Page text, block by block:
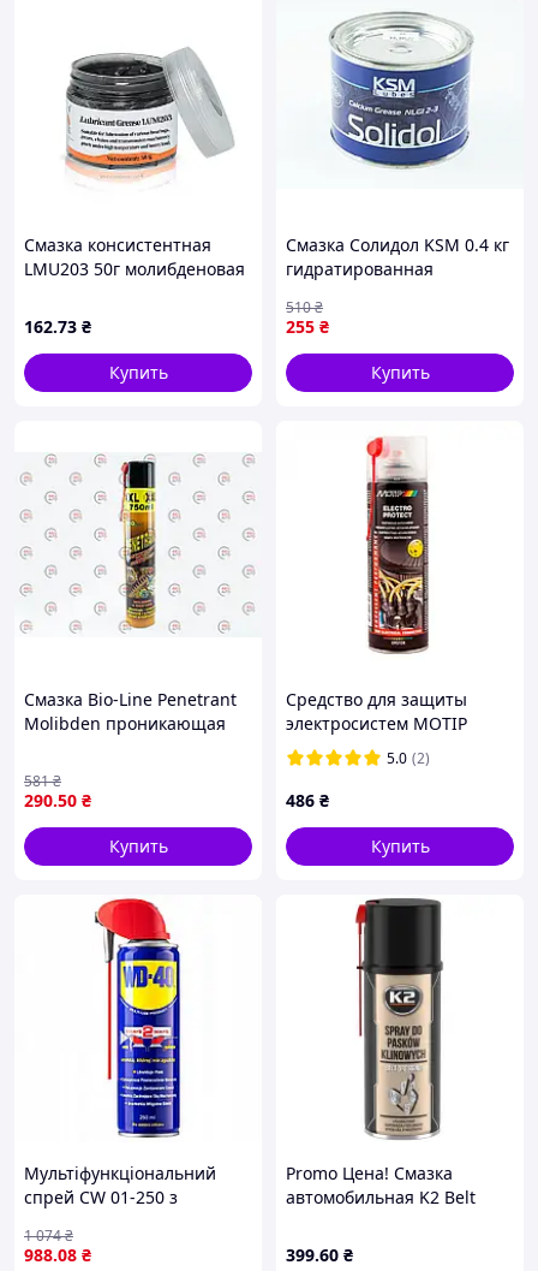
Смазка консистентная
LMU203 50г молибденовая
162.73 ₴
Купить
Смазка Солидол KSM 0.4 кг
гидратированная
трения автомобилей и
механизмов
255 ₴
510₴
Купить
Смазка Bio-Line Penetrant
Molibden проникающая
трубкой
290.50 ₴
581₴
Купить
Средство для защиты
электросистем MOTIP
Electro Protect аэрозоль
500 мл (090108BS)
5.0 (2)
486 ₴
Купить
Мультіфункціональний
спрей CW 01-250 з
988.08 ₴
1 074₴
Promo Цена! Смазка
автомобильная K2 Belt
только на ZaGrosh.com.ua
399.60 ₴